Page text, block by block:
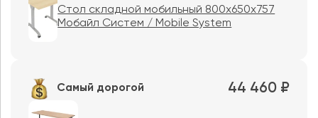
Стол складной мобильный 800x650x757
Мобайл Систем / Mobile System
Самый дорогой 44 460 ₽